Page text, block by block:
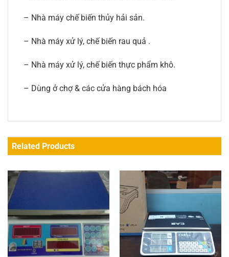
– Nhà máy chế biến thủy hải sản.
– Nhà máy xử lý, chế biến rau quả .
– Nhà máy xử lý, chế biến thực phẩm khô.
– Dùng ở chợ & các cửa hàng bách hóa
Related Products